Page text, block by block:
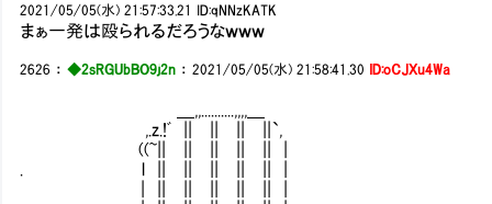
2021/05/05(水) 21:57:33.21
ID:qNNzKATK
まぁ一発は殴られるだろうなｗｗｗ
2626 ：◆2sRGUbBO9j2n ：2021/05/05(水) 21:58:41.30 ID:oCJXu4Wa
,.z.!ﾞ || || || ||`,
((~|| || || || || |
. l || || || || || |